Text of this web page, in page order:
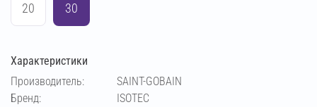
194 219
20 30
Характеристики
Производитель:
SAINT-GOBAIN
Бренд:
ISOTEC